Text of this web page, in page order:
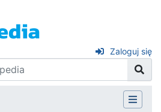
Zaloguj się